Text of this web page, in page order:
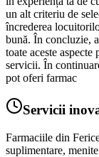
un alt criteriu de
încrederea
bună. În concluzie,
toate aceste
servicii. În
pot oferi farmac
Servicii
Farmaciile din
suplimentare,